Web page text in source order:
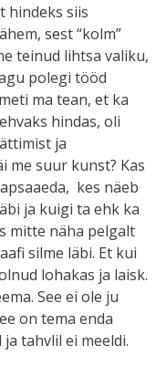
hindeks siis
sest “kolm”
teinud lihtsa valiku,
polegi tööd
ma tean, et ka
hindas, oli
ja
me suur kunst? Kas
kes näeb
ja kuigi ta ehk ka
mitte näha pelgalt
silme läbi. Et kui
lohakas ja laisk.
See ei ole ju
on tema enda
tahvlil ei meeldi.